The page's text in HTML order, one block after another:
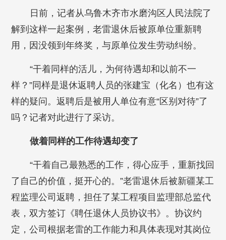
日前，记者从乌鲁木齐市水磨沟区人民法院了
解到这样一起案例，老雷退休后被原单位重新聘
用，因没领到年终奖，与原单位发生劳动纠纷。
“干着同样的活儿，为何待遇却和以前不一
样？”同样是退休返聘人员的张建宝（化名）也有这
样的疑问。返聘后是被用人单位有意“区别对待”了
吗？记者对此进行了采访。
做着同样的工作待遇却变了
“干着自己最熟悉的工作，得心应手，重新找回
了自己的价值，挺开心的。”老雷退休后被新疆某工
程监理公司返聘，担任了某工程项目监理部总监代
表，双方签订《聘任退休人员协议书》。协议约
定，公司根据老雷的工作能力和具体表现对其岗位